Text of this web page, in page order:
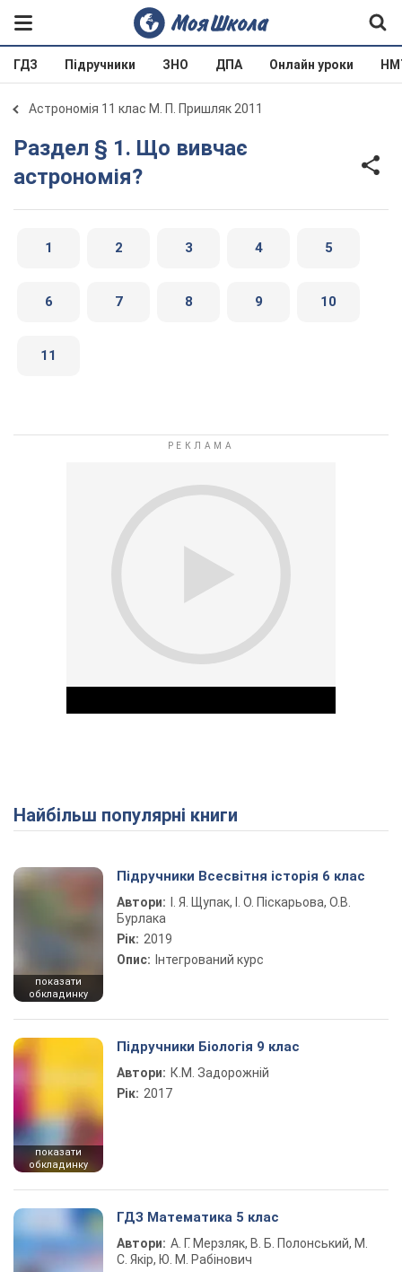
ГДЗ Підручники ЗНО ДПА Онлайн уроки
Астрономія 11 клас М. П. Пришляк 2011
Раздел § 1. Що вивчає
астрономія?
1 2 3 4 5
6 7 8 9 10
11
Play Video
Найбільш популярні книги
показати
обкладинку
Підручники Всесвітня історія 6 клас
Автори:
І. Я. Щупак, І. О. Піскарьова, О.В.
Бурлака
Рік: 2019
Опис: Інтегрований курс
показати
обкладинку
Підручники Біологія 9 клас
Автори: К.М. Задорожній
Рік: 2017
ГДЗ Математика 5 клас
Автори: А. Г. Мерзляк, В. Б. Полонський, М.
С. Якір, Ю. М. Рабінович